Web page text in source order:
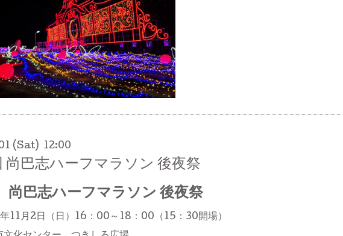
(Sat) 12:00
尚巴志ハーフマラソン 後夜祭
巴志ハーフマラソン 後夜祭
11月2日（日）16：00～18：00（15：30開場）